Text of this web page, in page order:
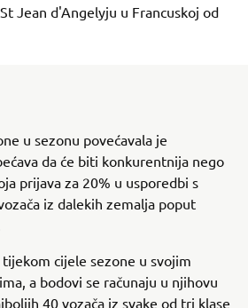
Jean d'Angelyju u Francuskoj od
u sezonu povećavala je
da će biti konkurentnija nego
prijava za 20% u usporedbi s
iz dalekih zemalja poput
cijele sezone u svojim
a bodovi se računaju u njihovu
40 vozača iz svake od tri klase